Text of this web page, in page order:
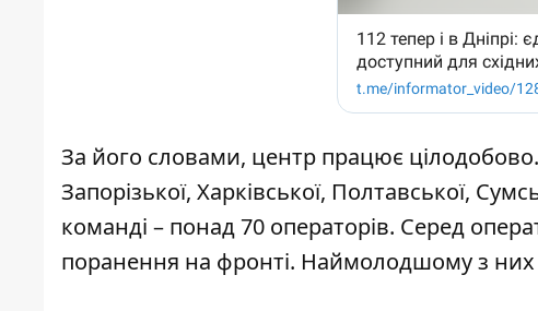
За його словами, центр працює
Запорізької, Харківської, Полтавської,
команді – понад 70 операторів. Серед
поранення на фронті. Наймолодшому з них